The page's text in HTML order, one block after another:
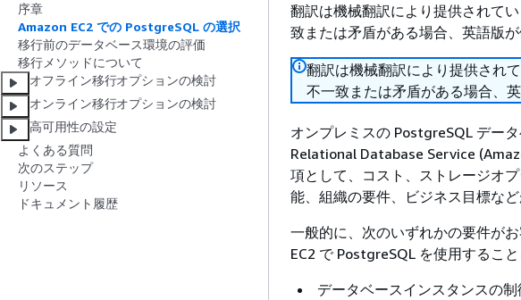
序章
Amazon EC2 での PostgreSQL の選択
移行前のデータベース環境の評価
移行メソッドについて
オフライン移行オプションの検討
オンライン移行オプションの検討
高可用性の設定
よくある質問
次のステップ
リソース
ドキュメント履歴
翻訳は機械翻訳により提供されて
致または矛盾がある場合、英語版が
翻訳は機械翻訳により提供され
不一致または矛盾がある場合、
オンプレミスの PostgreSQL デー
Relational Database Service
項として、コスト、ストレージオ
能、組織の要件、ビジネス目標など
一般的に、次のいずれかの要件が
EC2 で PostgreSQL を使用すること
データベースインスタンスの